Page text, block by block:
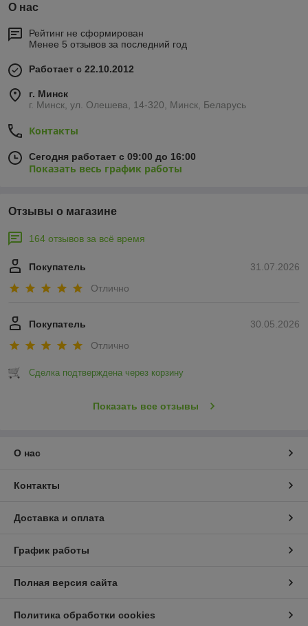
О нас
Рейтинг не сформирован
Менее 5 отзывов за последний год
Работает с 22.10.2012
г. Минск
г. Минск, ул. Олешева, 14-320, Минск, Беларусь
Контакты
Сегодня работает с 09:00 до 16:00
Показать весь график работы
Отзывы о магазине
164 отзывов за всё время
31.07.2026
Покупатель
Отлично
30.05.2026
Покупатель
Отлично
Сделка подтверждена через корзину
Показать все отзывы
О нас
Контакты
Доставка и оплата
График работы
Полная версия сайта
Политика обработки cookies